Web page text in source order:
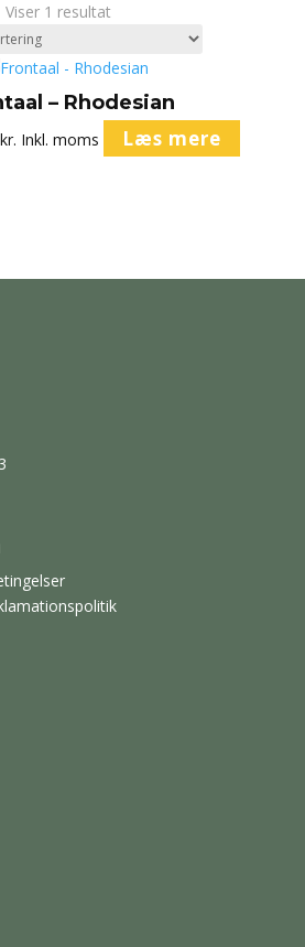
Viser 1 resultat
– Rhodesian
kr. Den
Inkl. moms Læs mere